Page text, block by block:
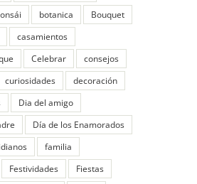
botanica
Bouquet
casamientos
Celebrar
consejos
curiosidades
decoración
Dia del amigo
Día de los Enamorados
familia
Festividades
Fiestas